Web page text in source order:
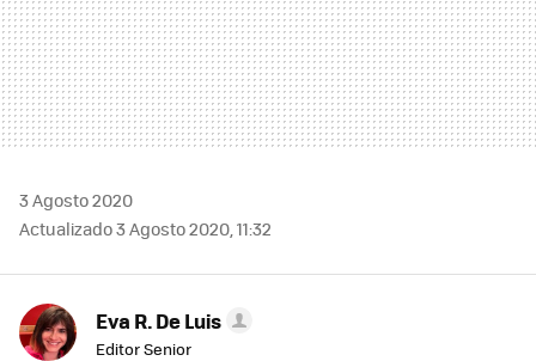
3 Agosto 2020
Actualizado 3 Agosto 2020, 11:32
Eva R. De Luis
Editor Senior